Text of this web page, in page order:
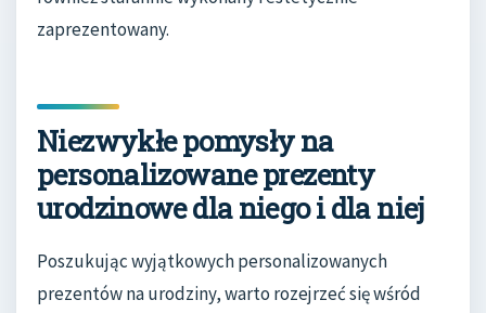
zaprezentowany.
Niezwykłe pomysły na
personalizowane prezenty
urodzinowe dla niego i dla niej
Poszukując wyjątkowych personalizowanych
prezentów na urodziny, warto rozejrzeć się wśród